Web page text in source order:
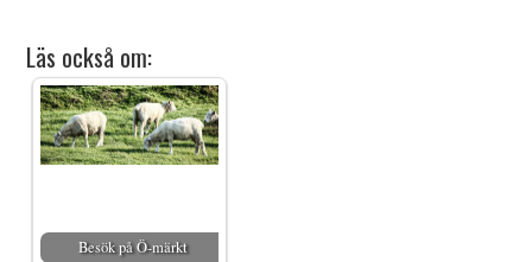
Läs också om:
Besök på Ö-märkt